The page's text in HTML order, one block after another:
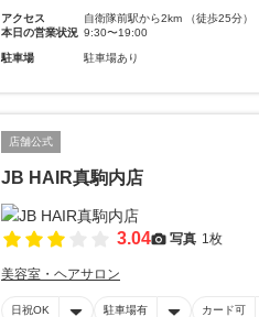
アクセス
自衛隊前駅から2km （徒歩25分）
本日の営業状況 9:30〜19:00
駐車場 駐車場あり
店舗公式
JB HAIR真駒内店
3.04 写真 1枚
美容室・ヘアサロン
日祝OK 駐車場有 カード可